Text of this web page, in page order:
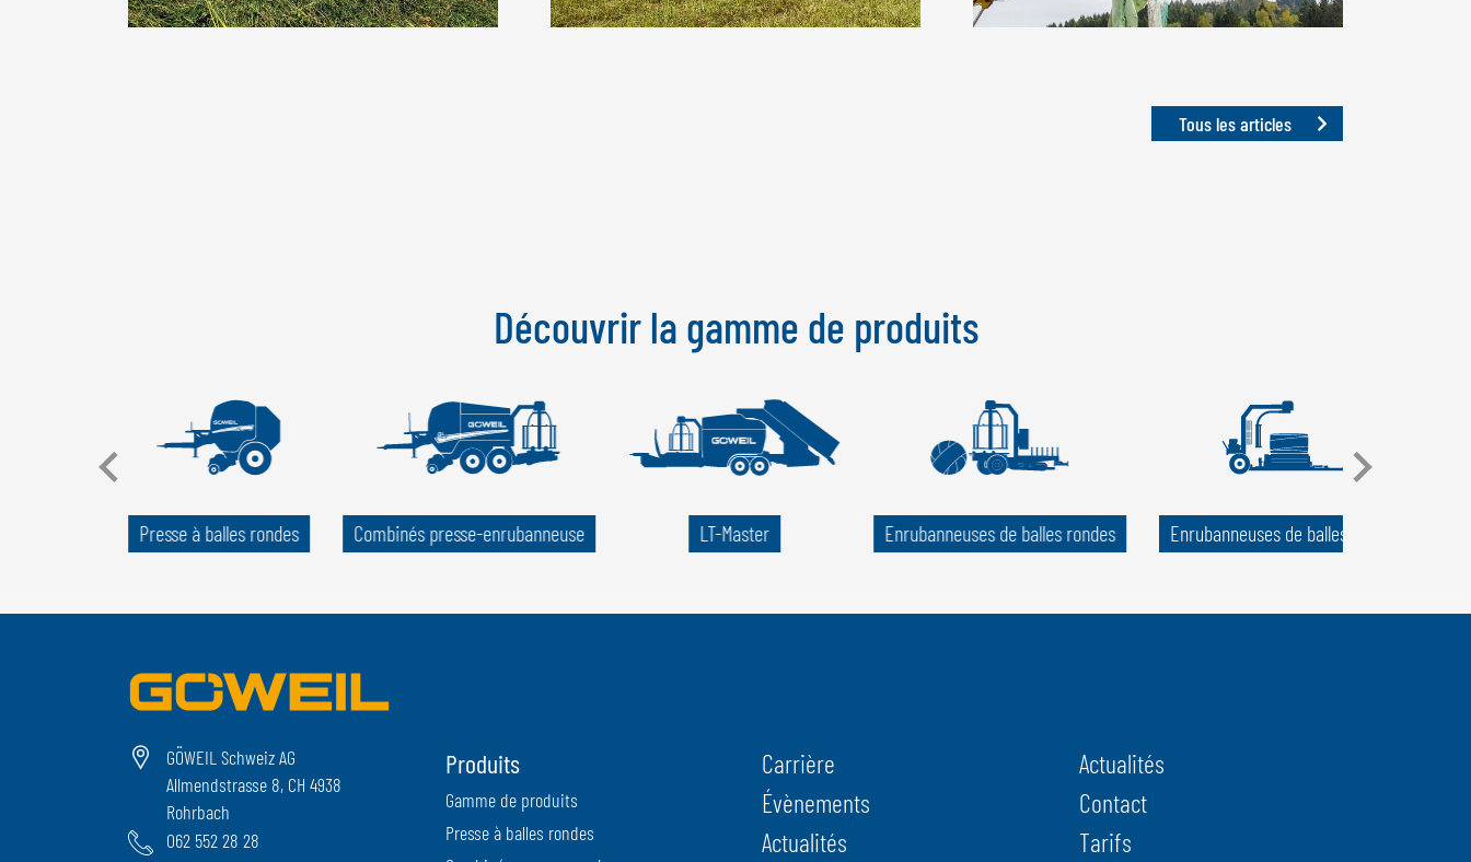
Tous les articles
Découvrir la gamme de produits
Presse à balles rondes Combinés presse-enrubanneuse LT-Master Enrubanneuses de balles rondes Enrubanneuses de balles carrées
GÖWEIL Schweiz AG
Allmendstrasse 8, CH 4938
Rohrbach
062 552 28 28
Produits
Gamme de produits
Presse à balles rondes
Carrière
Évènements
Actualités
Actualités
Contact
Tarifs